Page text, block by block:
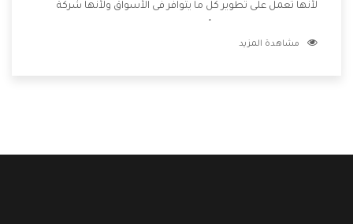
لأنها تعمل على تطوير كل ما يتوافر فى الأسواق ولأنها شركة
وتقدم للعملاء أقوى العروض والخصومات التى تسهل على
مشاهدة المزيد